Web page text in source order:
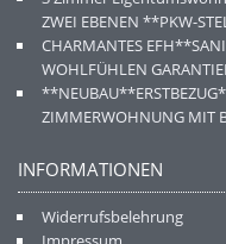
ZWEI EBENEN **PKW-
CHARMANTES
WOHLFÜHLEN
ZIMMERWOHNUNG MIT
INFORMATIONEN
Widerrufsbelehrung